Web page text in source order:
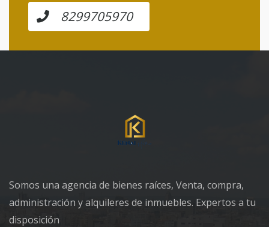
8299705970
Somos una agencia de bienes raíces, Venta, compra,
administración y alquileres de inmuebles. Expertos a tu
disposición